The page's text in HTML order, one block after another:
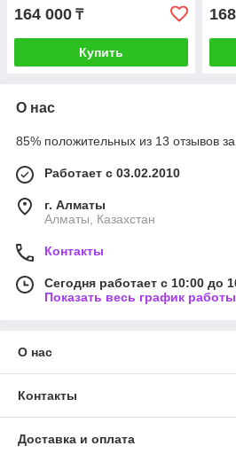
164 000 ₸
Купить
О нас
85% положительных из 13 отзывов
Работает с 03.02.2010
г. Алматы
Алматы, Казахстан
Контакты
Сегодня работает с 10:00 до
Показать весь график работы
О нас
Контакты
Доставка и оплата